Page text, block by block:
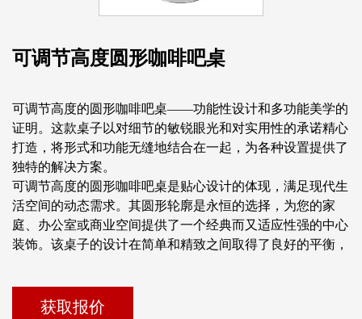
可调节高度圆形咖啡吧桌
可调节高度的圆形咖啡吧桌——功能性设计和多功能美学的
证明。这款桌子以对细节的敏锐眼光和对实用性的承诺精心
打造，将形式和功能无缝地结合在一起，为各种设置提供了
独特的解决方案。
可调节高度的圆形咖啡吧桌是贴心设计的体现，满足现代生
活空间的动态需求。其圆形轮廓是永恒的选择，为您的家
庭、办公室或商业空间提供了一个经典而又适应性强的中心
装饰。该桌子的设计在简单和精致之间取得了良好的平衡，
获取报价